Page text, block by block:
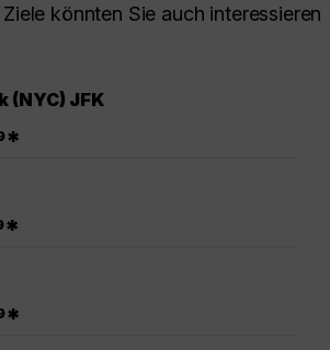
könnten Sie auch interessieren
(NYC) JFK
*
*
*